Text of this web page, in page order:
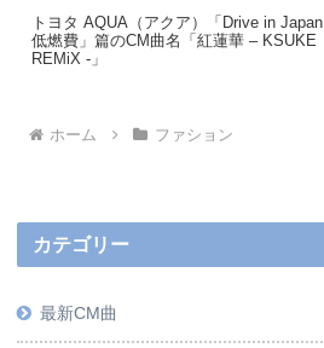
トヨタ AQUA（アクア）「Drive in Japan
低燃費」篇のCM曲名「紅蓮華 – KSUKE
REMiX -」
ホーム ファション
カテゴリー
最新CM曲